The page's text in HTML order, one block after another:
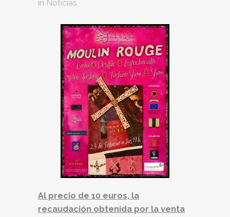
in Noticias
Al precio de 10 euros, la
recaudación obtenida por la venta